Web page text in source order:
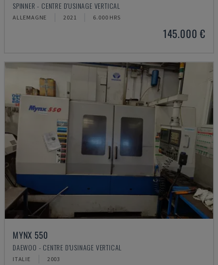
SPINNER - CENTRE D'USINAGE VERTICAL
ALLEMAGNE 2021 6.000 HRS
145.000 €
MYNX 550
DAEWOO - CENTRE D'USINAGE VERTICAL
ITALIE 2003